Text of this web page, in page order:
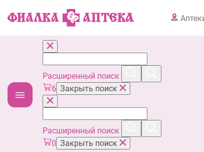
Расширенный поиск
6 Закрыть поиск
Расширенный поиск
0 Закрыть поиск